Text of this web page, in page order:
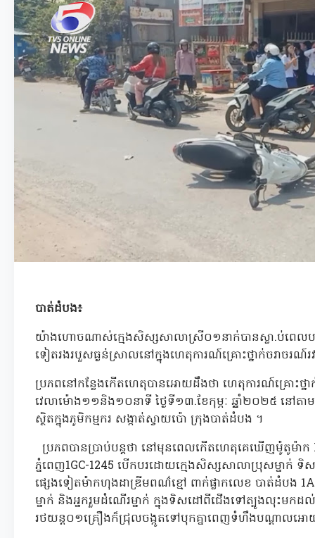
បាត់ដំបង៖
យ៉ាងហោចណាស់ក្មេងសិស្សសាលាស្រី០១នាក់បានស្លា.ប់ពេលប
ទៀតរងរបួសធ្ងន់ស្រាលនៅក្នុងហេតុការណ៍គ្រោះថ្នាក់ចរាចរ
ប្រភពនៅកន្លែងកើតហេតុបានអោយដឹងថា ហេតុការណ៍គ្រោះថ្ន
វេលាម៉ោង១១និង១០នាទី ថ្ងៃទី១៣.ខែកុម្ភៈ ឆ្ឆ្នាំ២០២៥ នៅតា
ស្ថិតក្នុងភូមិកម្មករ សង្កាត់ស្វាយប៉ោ ក្រុងបាត់ដំបង ។
ប្រភពបានប្រាប់បន្តថា នៅមុនពេលកើតហេតុគេឃើញម៉ូតូម៉
ភ្នំពេញ1GC-1245 បើកបរដោយក្មេងសិស្សសាលាប្រុសម្នា
ផ្សេងទៀតម៉ាកហុងដាឌ្រីមពណ៌ខ្មៅ ពាក់ផ្លាកលេខ បាត់ដំបង
ម្នាក់ និងអ្នករួមដំណើរម្នាក់ ក្នុងទិសដៅពីជើងទៅត្បូងលុះមក
រថយន្ត០១គ្រឿងក៏ជ្រុលចង្កូតទៅបុកគ្នាពេញទំហឹងបណ្តាលអ